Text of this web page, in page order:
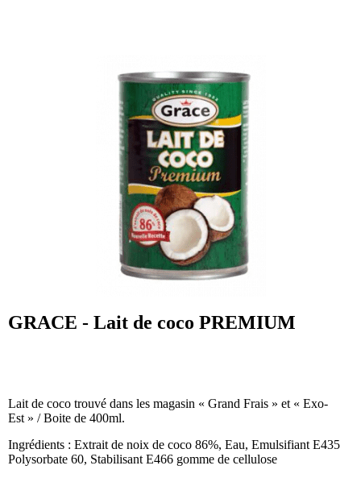
GRACE - Lait de coco PREMIUM
Lait de coco trouvé dans les magasin « Grand Frais » et « Exo-
Est » / Boite de 400ml.
Ingrédients : Extrait de noix de coco 86%, Eau, Emulsifiant E435
Polysorbate 60, Stabilisant E466 gomme de cellulose